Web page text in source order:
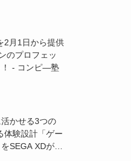
2月1日から提供
のプロフェッ
！ - コンピ―塾
かせる3つの
験設計「ゲー
SEGA XDが解